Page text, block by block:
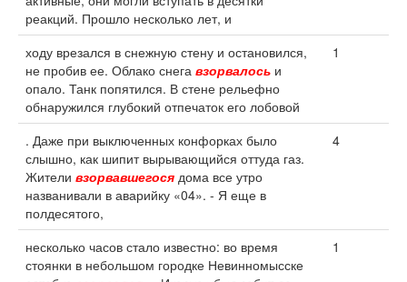
реакций. Прошло несколько лет, и
ходу врезался в снежную стену и остановился,
не пробив ее. Облако снега взорвалось и
опало. Танк попятился. В стене рельефно
обнаружился глубокий отпечаток его лобовой
1
. Даже при выключенных конфорках было
слышно, как шипит вырывающийся оттуда газ.
Жители взорвавшегося дома все утро
названивали в аварийку «04». - Я еще в
полдесятого,
4
несколько часов стало известно: во время
стоянки в небольшом городке Невинномысске
1